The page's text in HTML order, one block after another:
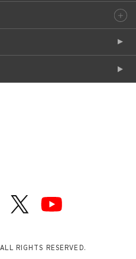
RIGHTS RESERVED.